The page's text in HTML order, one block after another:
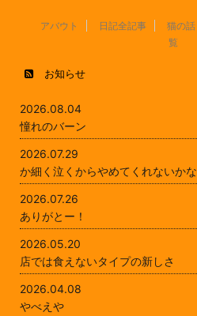
アバウト 日記全記事 猫の話
覧
お知らせ
2026.08.04
憧れのバーン
2026.07.29
か細く泣くからやめてくれないかな
2026.07.26
ありがとー！
2026.05.20
店では食えないタイプの新しさ
2026.04.08
やべえや